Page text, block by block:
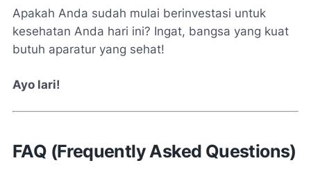
Apakah Anda sudah mulai berinvestasi untuk
kesehatan Anda hari ini? Ingat, bangsa yang kuat
butuh aparatur yang sehat!
Ayo lari!
FAQ (Frequently Asked Questions)